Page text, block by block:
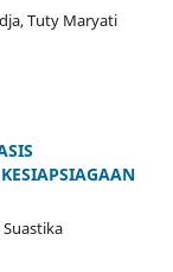
Tuty Maryati